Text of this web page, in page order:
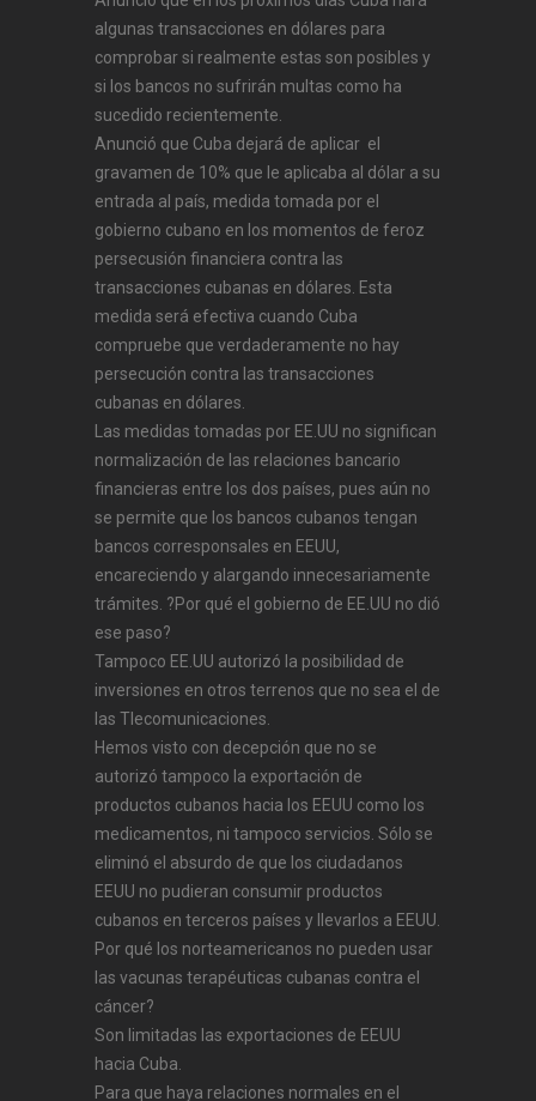
algunas transacciones en dólares para
comprobar si realmente estas son posibles y
si los bancos no sufrirán multas como ha
sucedido recientemente.
Anunció que Cuba dejará de aplicar el
gravamen de 10% que le aplicaba al dólar a su
entrada al país, medida tomada por el
gobierno cubano en los momentos de feroz
persecusión financiera contra las
transacciones cubanas en dólares. Esta
medida será efectiva cuando Cuba
compruebe que verdaderamente no hay
persecución contra las transacciones
cubanas en dólares.
Las medidas tomadas por EE.UU no significan
normalización de las relaciones bancario
financieras entre los dos países, pues aún no
se permite que los bancos cubanos tengan
bancos corresponsales en EEUU,
encareciendo y alargando innecesariamente
trámites. ?Por qué el gobierno de EE.UU no dió
ese paso?
Tampoco EE.UU autorizó la posibilidad de
inversiones en otros terrenos que no sea el de
las Tlecomunicaciones.
Hemos visto con decepción que no se
autorizó tampoco la exportación de
productos cubanos hacia los EEUU como los
medicamentos, ni tampoco servicios. Sólo se
eliminó el absurdo de que los ciudadanos
EEUU no pudieran consumir productos
cubanos en terceros países y llevarlos a EEUU.
Por qué los norteamericanos no pueden usar
las vacunas terapéuticas cubanas contra el
cáncer?
Son limitadas las exportaciones de EEUU
hacia Cuba.
Para que haya relaciones normales en el